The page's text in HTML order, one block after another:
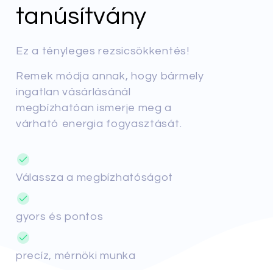
tanúsítvány
Ez a tényleges rezsicsökkentés!
Remek módja annak, hogy bármely
ingatlan vásárlásánál
megbízhatóan ismerje meg a
várható energia fogyasztását.
Válassza a megbízhatóságot
gyors és pontos
precíz, mérnöki munka